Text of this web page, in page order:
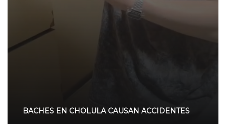
BACHES EN CHOLULA CAUSAN ACCIDENTES